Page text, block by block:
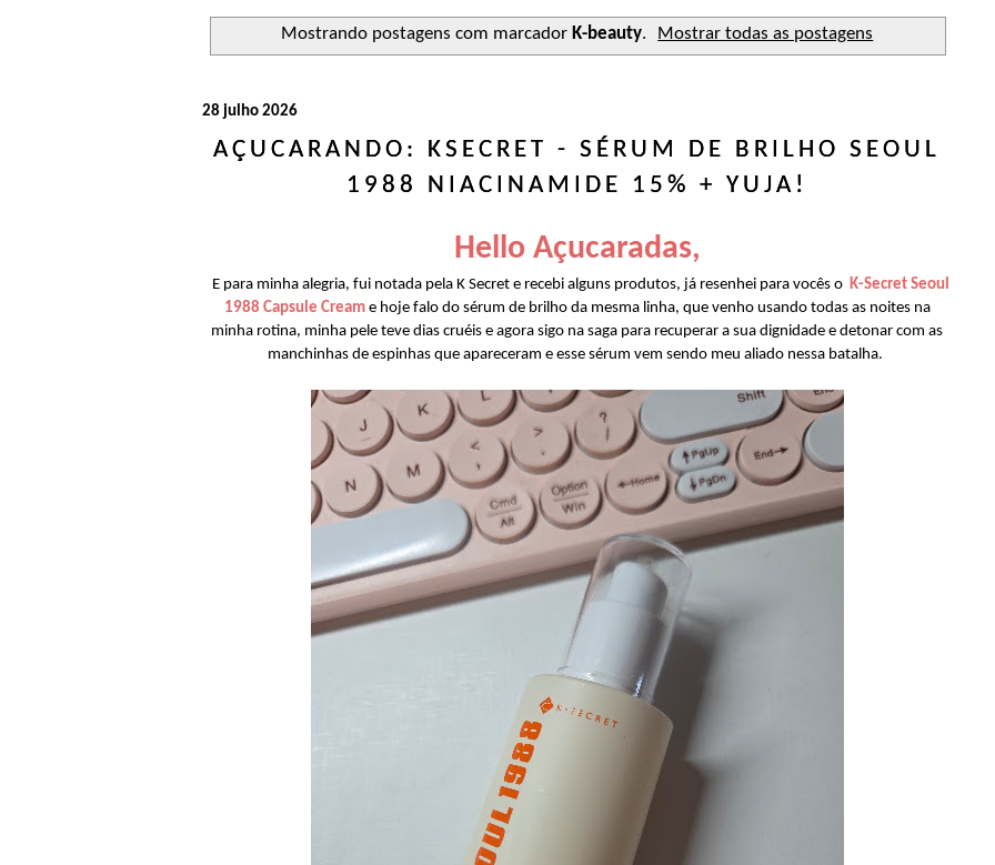
Mostrando postagens com marcador K-beauty. Mostrar todas as postagens
28 julho 2026
AÇUCARANDO: KSECRET - SÉRUM DE BRILHO SEOUL
1988 NIACINAMIDE 15% + YUJA!
Hello Açucaradas,
E para minha alegria, fui notada pela K Secret e recebi alguns produtos, já resenhei para vocês o K-Secret Seoul
1988 Capsule Creame hoje falo do sérum de brilho da mesma linha, que venho usando todas as noites na
minha rotina, minha pele teve dias cruéis e agora sigo na saga para recuperar a sua dignidade e detonar com as
manchinhas de espinhas que apareceram e esse sérum vem sendo meu aliado nessa batalha.